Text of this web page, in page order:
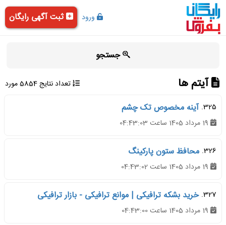
ورود ثبت آگهی رایگان
جستجو
آیتم ها
تعداد نتایج 5854 مورد
325. آینه مخصوص تک چشم
326. محافظ ستون پارکینگ
327. خرید بشکه ترافیکی | موانع ترافیکی - بازار ترافیکی